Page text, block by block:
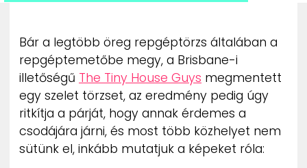
UTCA
ZENE
MÉDIAAJÁNLAT
IMPRESSZUM
PR-ARCHÍVUM
ADATKEZELÉSI TÁJÉKOZTATÓ
Bár a legtöbb öreg repgéptörzs általában a
repgéptemetőbe megy, a Brisbane-i
illetőségű The Tiny House Guys megmentett
egy szelet törzset, az eredmény pedig úgy
ritkítja a párját, hogy annak érdemes a
csodájára járni, és most több közhelyet nem
sütünk el, inkább mutatjuk a képeket róla: